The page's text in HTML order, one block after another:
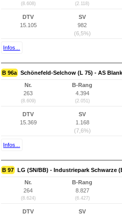
(8.608) (2.118)
DTV
15.105
SV
982
(6,5%)
Infos...
B 96a Schönefeld-Selchow (L 75) - AS
Nr.
263
(8.609)
B-Rang
4.394
(2.051)
DTV
15.369
SV
1.168
(7,6%)
Infos...
B 97 LG (SN/BB) - Industriepark Schwarze
Nr.
264
(8.624)
B-Rang
8.827
(6.427)
DTV
SV